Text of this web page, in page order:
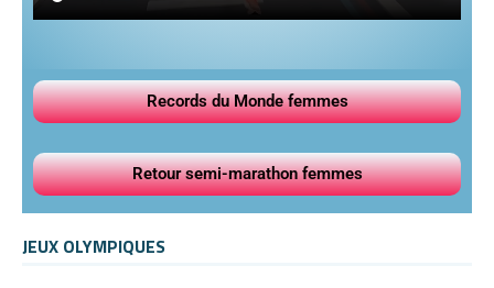
Records du Monde femmes
Retour semi-marathon femmes
JEUX OLYMPIQUES